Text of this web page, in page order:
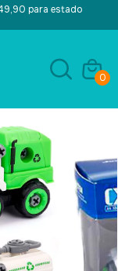
para estado
0